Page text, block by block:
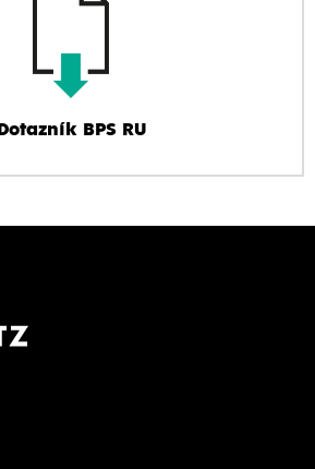
Dotazník BPS RU